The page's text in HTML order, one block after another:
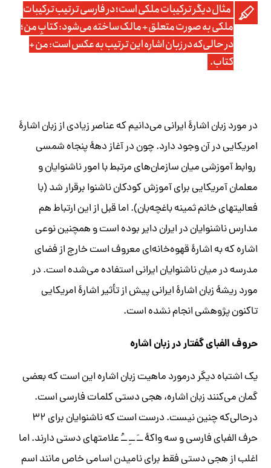
مثال دیگر ترکیبات ملکی است؛ در فارسی ترتیب ترکیبات
ملکی به صورت متعلق + مالک ساخته می‌‏شود: کتابِ من؛
در حالی‌که در زبان اشاره این ترتیب به عکس است: من +
کتاب.
در مورد زبان اشارۀ ایرانی می‌‏دانیم که عناصر زیادی از زبان اشارۀ
امریکایی در آن وجود دارد. چون در آغاز دهۀ پنجاه شمسی
روابط آموزشی میان سازمان‌‏های مرتبط با امور ناشنوایان و
معلمان آمریکایی برای آموزش کودکان ناشنوا برقرار شد (با
فعالیت
‎های خانم ثمینه باغچه‏‌بان)
. اما قبل از این ارتباط هم
مدارس ناشنوایان در ایران دایر بوده است و همچنین نوعی
اشاره که به اشارۀ قهوه‌خانه‌ایمعروف است خارج از فضای
مدرسه در میان ناشنوایان ایرانی استفاده می‌‏شده است. در
مورد ریشۀ زبان اشارۀ ایرانی پیش از تأثیر اشارۀ امریکایی
تاکنون پژوهشی انجام نشده است.
حروف الفبای گفتار در زبان اشاره
یک اشتباه دیگر درمورد ماهیت زبان اشاره این است که بعضی
گمان می‏‌کنند زبان اشاره، هجی دستی کلمات فارسی است.
درحالی‌که چنین نیست. درست است که ناشنوایان برای ۳۲
حرف الفبای فارسی و سه واکۀ ــَ ــِ ــُ علامت‎های دستی دارند. اما
اغلباز هجی دستی فقط برای نامیدن اسامی خاص مانند اسم